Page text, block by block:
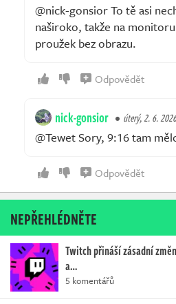
@nick-gonsior To tě asi
naširoko, takže na
proužek bez obrazu.
Odpovědět
nick-gonsior úterý, 2. 6.
@Tewet Sory, 9:16 tam
Odpovědět
NEPŘEHLÉDNĚTE
Twitch přináší zásadní
a…
5 komentářů